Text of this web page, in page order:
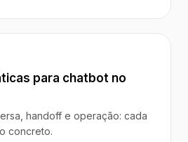
para chatbot no
handoff e operação: cada
concreto.